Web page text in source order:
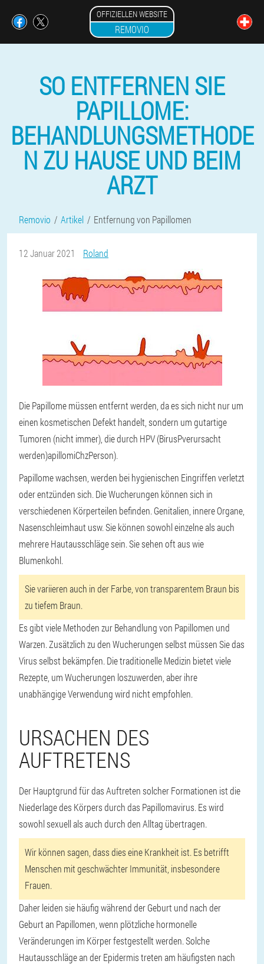
OFFIZIELLEN WEBSITE
REMOVIO
SO ENTFERNEN SIE
PAPILLOME:
BEHANDLUNGSMETHODE
N ZU HAUSE UND BEIM
ARZT
Removio Artikel Entfernung von Papillomen
12 Januar 2021 Roland
Die Papillome müssen entfernt werden, da es sich nicht nur um
einen kosmetischen Defekt handelt, sondern um gutartige
Tumoren (nicht immer), die durch HPV (BirusPverursacht
werden)apillomiChzPerson).
Papillome wachsen, werden bei hygienischen Eingriffen verletzt
oder entzünden sich. Die Wucherungen können sich in
verschiedenen Körperteilen befinden. Genitalien, innere Organe,
Nasenschleimhaut usw. Sie können sowohl einzelne als auch
mehrere Hautausschläge sein. Sie sehen oft aus wie
Blumenkohl.
Sie variieren auch in der Farbe, von transparentem Braun bis
zu tiefem Braun.
Es gibt viele Methoden zur Behandlung von Papillomen und
Warzen. Zusätzlich zu den Wucherungen selbst müssen Sie das
Virus selbst bekämpfen. Die traditionelle Medizin bietet viele
Rezepte, um Wucherungen loszuwerden, aber ihre
unabhängige Verwendung wird nicht empfohlen.
URSACHEN DES
AUFTRETENS
Der Hauptgrund für das Auftreten solcher Formationen ist die
Niederlage des Körpers durch das Papillomavirus. Es wird
sowohl sexuell als auch durch den Alltag übertragen.
Wir können sagen, dass dies eine Krankheit ist. Es betrifft
Menschen mit geschwächter Immunität, insbesondere
Frauen.
Daher leiden sie häufig während der Geburt und nach der
Geburt an Papillomen, wenn plötzliche hormonelle
Veränderungen im Körper festgestellt werden. Solche
Hautausschläge an der Epidermis treten am häufigsten nach